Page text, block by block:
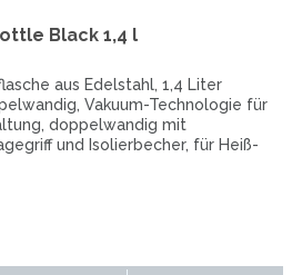
Black 1,4 l
aus Edelstahl, 1,4 Liter
Vakuum-Technologie für
doppelwandig mit
und Isolierbecher, für Heiß-